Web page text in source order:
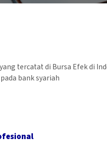
tercatat di Bursa Efek di
bank syariah